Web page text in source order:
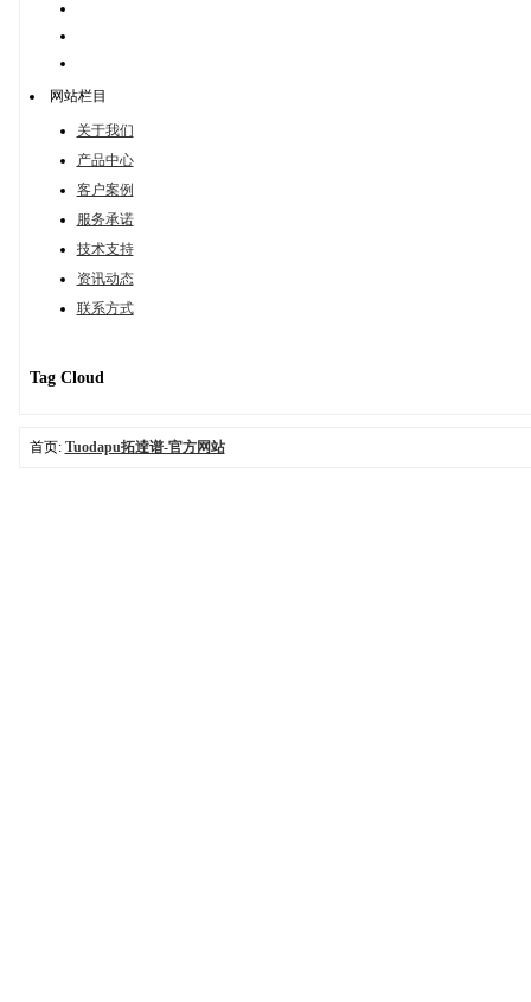
网站栏目
关于我们
产品中心
客户案例
服务承诺
技术支持
资讯动态
联系方式
Tag Cloud
首页: Tuodapu拓逹谱-官方网站